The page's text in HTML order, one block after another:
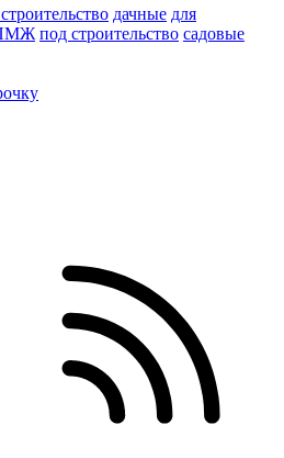
дачные для
под строительство садовые